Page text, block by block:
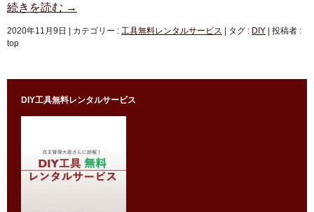
続きを読む →
2020年11月9日 | カテゴリー : 工具無料レンタルサービス | タグ : DIY | 投稿者 :
top
DIY工具無料レンタルサービス